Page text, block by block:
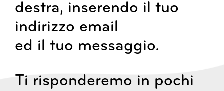
destra, inserendo il tuo
indirizzo email
ed il tuo messaggio.
Ti risponderemo in pochi